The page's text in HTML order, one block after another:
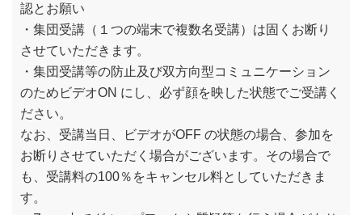
認とお願い
・集団受講（１つの端末で複数名受講）は固くお断り
させていただきます。
・集団受講等の防止及び双方向型コミュニケーション
のためビデオON にし、必ず顔を映した状態でご受講く
ださい。
なお、受講当日、ビデオがOFF の状態の場合、参加を
お断りさせていただく場合がございます。その場合で
も、受講料の100％をキャンセル料としていただきま
す。